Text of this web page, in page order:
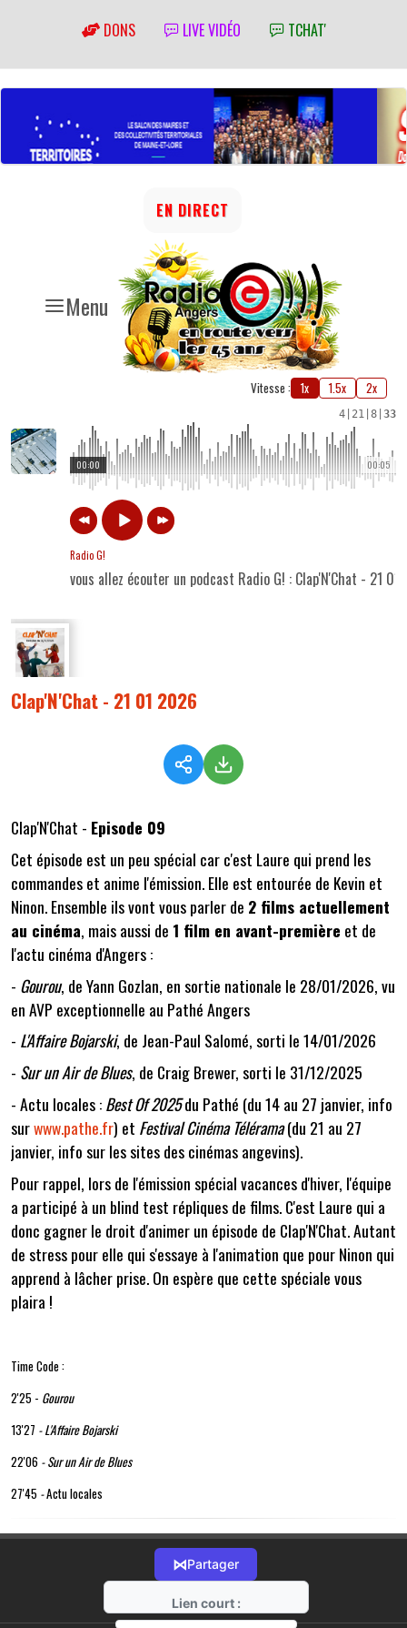
DONS LIVE VIDÉO TCHAT'
Menu
EN DIRECT
Vitesse : 1x 1.5x 2x
4 21 8 33
00:05
00:00
Radio G!
vous allez écouter un podcast Radio G! : Clap'N'Chat - 21 01
Clap'N'Chat - 21 01 2026
Clap'N'Chat - Episode 09
Cet épisode est un peu spécial car c'est Laure qui prend les
commandes et anime l'émission. Elle est entourée de Kevin et
Ninon. Ensemble ils vont vous parler de 2 films actuellement
au cinéma, mais aussi de 1 film en avant-première et de
l'actu cinéma d'Angers :
- Gourou, de Yann Gozlan, en sortie nationale le 28/01/2026, vu
en AVP exceptionnelle au Pathé Angers
- L'Affaire Bojarski, de Jean-Paul Salomé, sorti le 14/01/2026
- Sur un Air de Blues, de Craig Brewer, sorti le 31/12/2025
- Actu locales :Best Of 2025du Pathé (du 14 au 27 janvier, info
surwww.pathe.fr) et Festival Cinéma Télérama(du 21 au 27
janvier, info sur les sites des cinémas angevins).
Pour rappel, lors de l'émission spécial vacances d'hiver, l'équipe
a participé à un blind test répliques de films. C'est Laure qui a
donc gagner le droit d'animer un épisode de Clap'N'Chat. Autant
de stress pour elle qui s'essaye à l'animation que pour Ninon qui
apprend à lâcher prise. On espère que cette spéciale vous
plaira !
Time Code :
2'25 - Gourou
13'27 - L'Affaire Bojarski
22'06 - Sur un Air de Blues
27'45 -Actu locales
⋈Partager
Lien court :